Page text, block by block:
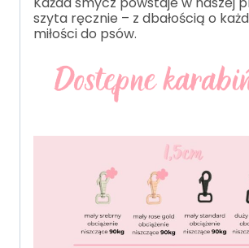
szyta ręcznie – z dbałością o
miłości do psów.